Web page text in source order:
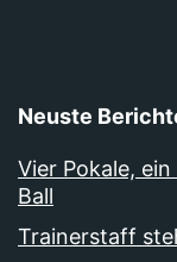
Neuste
Vier Pokale,
Ball
Trainerstaff